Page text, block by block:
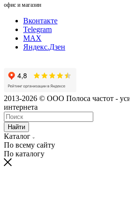
офис и магазин
Вконтакте
Telegram
MAX
Яндекс.Дзен
2013-2026 © ООО Полоса частот -
интернета
Найти
Каталог
По всему сайту
По каталогу